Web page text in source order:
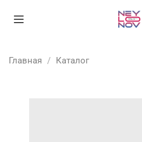
Главная Каталог